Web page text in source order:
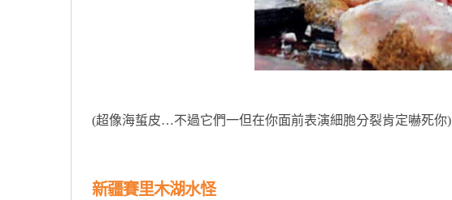
(超像海蜇皮…不過它們一但在你面前表演細胞分裂肯定嚇死你)
新疆賽里木湖水怪